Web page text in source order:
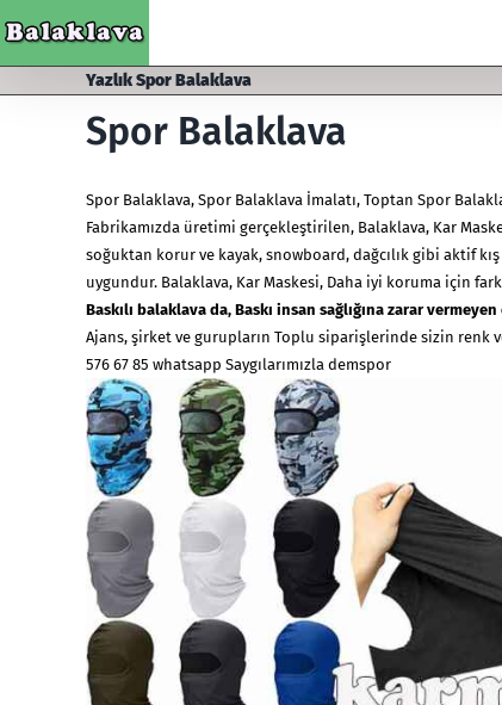
to
content
Yazlık Spor Balaklava
Spor Balaklava
Spor Balaklava, Spor Balaklava İmalatı, Toptan Spor
Fabrikamızda üretimi gerçekleştirilen, Balaklava, Kar
soğuktan korur ve kayak, snowboard, dağcılık gibi aktif
uygundur. Balaklava, Kar Maskesi, Daha iyi koruma için
Baskılı balaklava da, Baskı insan sağlığına zarar
Ajans, şirket ve gurupların Toplu siparişlerinde sizin renk
576 67 85 whatsapp Saygılarımızla demspor